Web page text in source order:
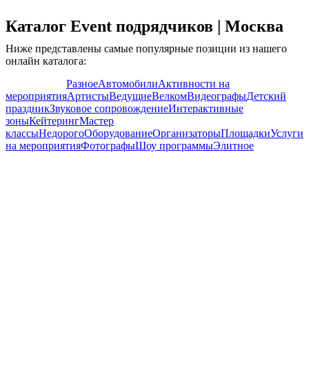
Каталог Event подрядчиков | Москва
Ниже представлены самые популярные позиции из нашего
онлайн каталога:
РазноеАвтомобилиАктивности на
мероприятияАртистыВедущиеВелкомВидеографыДетский
праздникЗвуковое сопровождениеИнтерактивные
зоныКейтерингМастер
классыНедорогоОборудованиеОрганизаторыПлощадкиУслуги
на мероприятияФотографыШоу программыЭлитное